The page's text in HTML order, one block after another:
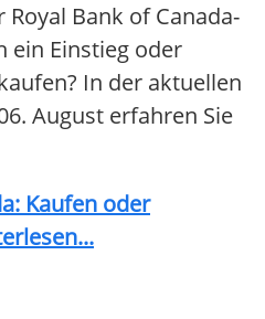
Bank of Canada-
ein Einstieg oder
In der aktuellen
August erfahren Sie
Kaufen oder